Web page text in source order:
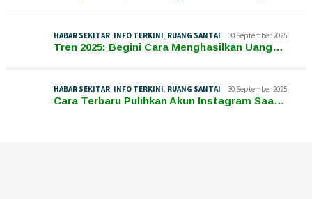
HABAR SEKITAR, INFO TERKINI, RUANG SANTAI 30 September 2025
Tren 2025: Begini Cara Menghasilkan Uang…
HABAR SEKITAR, INFO TERKINI, RUANG SANTAI 30 September 2025
Cara Terbaru Pulihkan Akun Instagram Saa…